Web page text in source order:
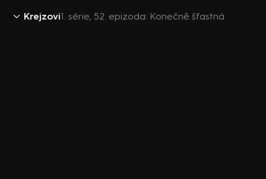
Krejzovi1. série, 52. epizoda: Konečně šťastná